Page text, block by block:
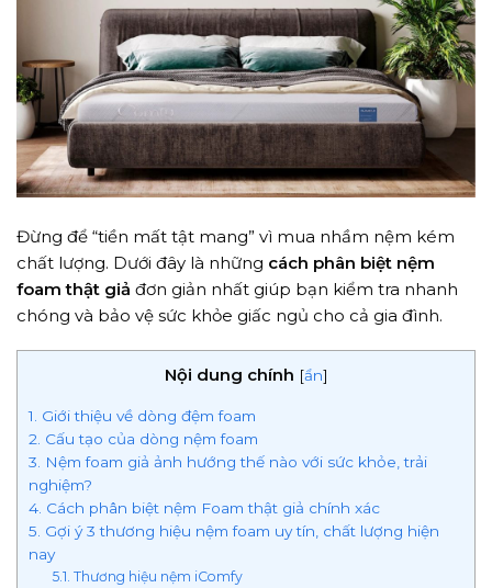
Đừng để “tiền mất tật mang” vì mua nhầm nệm kém
chất lượng. Dưới đây là những cách phân biệt nệm
foam thật giả đơn giản nhất giúp bạn kiểm tra nhanh
chóng và bảo vệ sức khỏe giấc ngủ cho cả gia đình.
Nội dung chính [ẩn]
1. Giới thiệu về dòng đệm foam
2. Cấu tạo của dòng nệm foam
3. Nệm foam giả ảnh hướng thế nào với sức khỏe, trải
nghiệm?
4. Cách phân biệt nệm Foam thật giả chính xác
5. Gợi ý 3 thương hiệu nệm foam uy tín, chất lượng hiện
nay
5.1. Thương hiệu nệm iComfy